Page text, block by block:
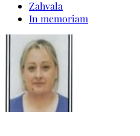
Zahvala
In memoriam